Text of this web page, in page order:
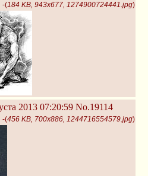
-(184 KB, 943x677, 1274900724441.jpg)
2013 07:20:59 No.19114
-(456 KB, 700x886, 1244716554579.jpg)